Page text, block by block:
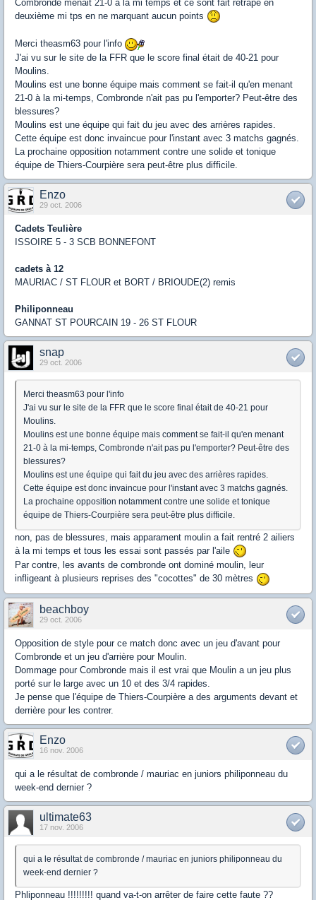
Combronde menait 21-0 à la mi temps et ce sont fait retrapé en
deuxième mi tps en ne marquant aucun points
Merci theasm63 pour l'info
J'ai vu sur le site de la FFR que le score final était de 40-21 pour
Moulins.
Moulins est une bonne équipe mais comment se fait-il qu'en menant
21-0 à la mi-temps, Combronde n'ait pas pu l'emporter? Peut-être des
blessures?
Moulins est une équipe qui fait du jeu avec des arrières rapides.
Cette équipe est donc invaincue pour l'instant avec 3 matchs gagnés.
La prochaine opposition notamment contre une solide et tonique
équipe de Thiers-Courpière sera peut-être plus difficile.
Enzo
29 oct. 2006
Cadets Teulière
ISSOIRE 5 - 3 SCB BONNEFONT
cadets à 12
MAURIAC / ST FLOUR et BORT / BRIOUDE(2) remis
Philiponneau
GANNAT ST POURCAIN 19 - 26 ST FLOUR
snap
29 oct. 2006
Merci theasm63 pour l'info
J'ai vu sur le site de la FFR que le score final était de 40-21 pour
Moulins.
Moulins est une bonne équipe mais comment se fait-il qu'en menant
21-0 à la mi-temps, Combronde n'ait pas pu l'emporter? Peut-être des
blessures?
Moulins est une équipe qui fait du jeu avec des arrières rapides.
Cette équipe est donc invaincue pour l'instant avec 3 matchs gagnés.
La prochaine opposition notamment contre une solide et tonique
équipe de Thiers-Courpière sera peut-être plus difficile.
non, pas de blessures, mais apparament moulin a fait rentré 2 ailiers
à la mi temps et tous les essai sont passés par l'aile
Par contre, les avants de combronde ont dominé moulin, leur
infligeant à plusieurs reprises des "cocottes" de 30 mètres
beachboy
29 oct. 2006
Opposition de style pour ce match donc avec un jeu d'avant pour
Combronde et un jeu d'arrière pour Moulin.
Dommage pour Combronde mais il est vrai que Moulin a un jeu plus
porté sur le large avec un 10 et des 3/4 rapides.
Je pense que l'équipe de Thiers-Courpière a des arguments devant et
derrière pour les contrer.
Enzo
16 nov. 2006
qui a le résultat de combronde / mauriac en juniors philiponneau du
week-end dernier ?
ultimate63
17 nov. 2006
qui a le résultat de combronde / mauriac en juniors philiponneau du
week-end dernier ?
Phliponneau !!!!!!!!! quand va-t-on arrêter de faire cette faute ??